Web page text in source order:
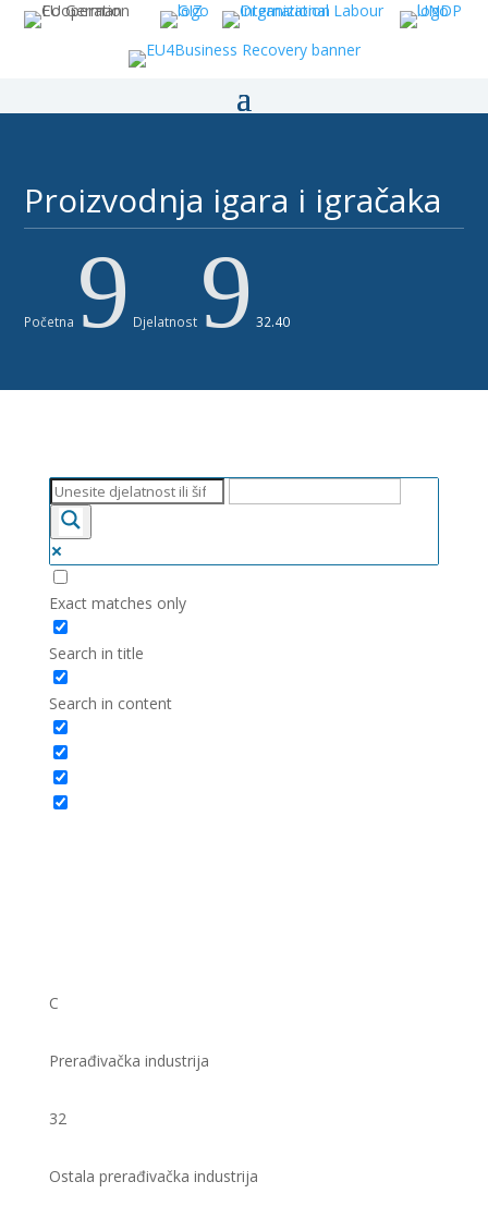
Proizvodnja igara i igračaka
Početna 9 Djelatnost 9 32.40
Exact matches only
Search in title
Search in content
C
Prerađivačka industrija
32
Ostala prerađivačka industrija